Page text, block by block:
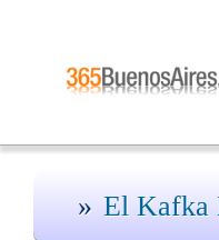
El Kafka